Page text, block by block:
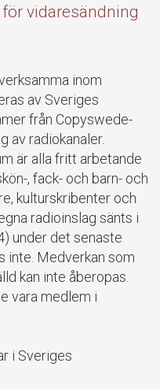
vidaresändning
inom
av Sveriges
från Copyswede-
av radiokanaler.
är alla fritt arbetande
, fack- och barn- och
kulturskribenter och
radioinslag sänts i
under det senaste
inte. Medverkan som
kan inte åberopas.
vara medlem i
i Sveriges